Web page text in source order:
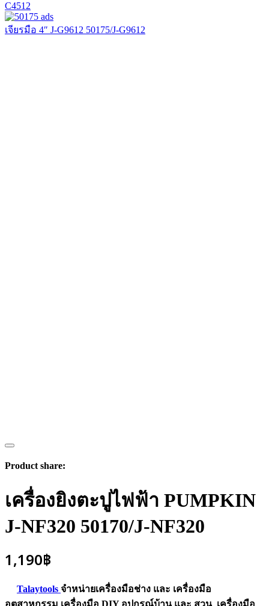
C4512
เจียรมือ 4″ J-G9612 50175/J-G9612
Product share:
เครื่องยิงตะปูไฟฟ้า PUMPKIN
J-NF320 50170/J-NF320
1,190฿
Talaytools จำหน่ายเครื่องมือช่าง และ เครื่องมือ